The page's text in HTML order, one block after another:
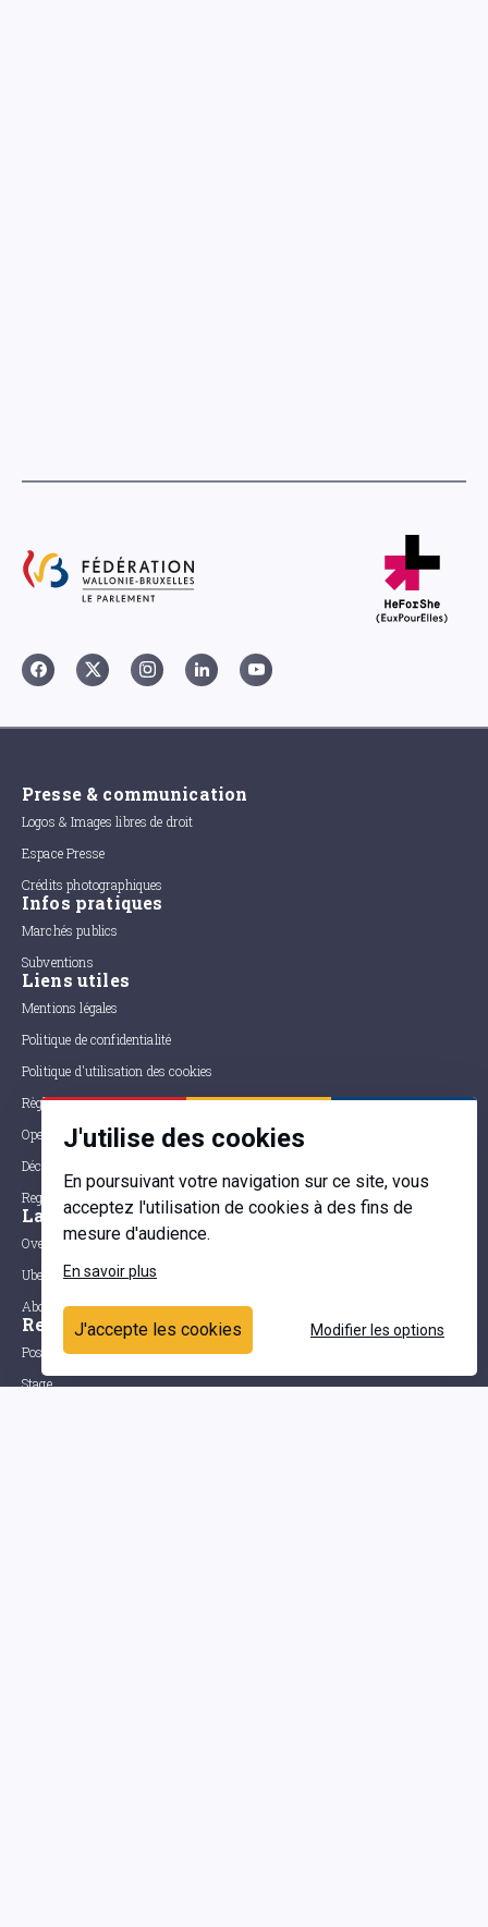
J'utilise des cookies
En poursuivant votre navigation sur ce site, vous
acceptez l'utilisation de cookies à des fins de
mesure d'audience.
En savoir plus
J'accepte les cookies Modifier les options
Presse & communication
Logos & Images libres de droit
Espace Presse
Crédits photographiques
Infos pratiques
Marchés publics
Subventions
Liens utiles
Mentions légales
Politique de confidentialité
Politique d'utilisation des cookies
Règlement du parlement
Open data
Déclaration d'accessibilité
Registre des représentants d'intérêts
Language
Over het parlement
Uber das parlement
About the parliament
Recrutement
Postes à pourvoir
Stage